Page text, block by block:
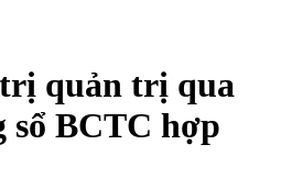
quản trị qua
sổ BCTC hợp